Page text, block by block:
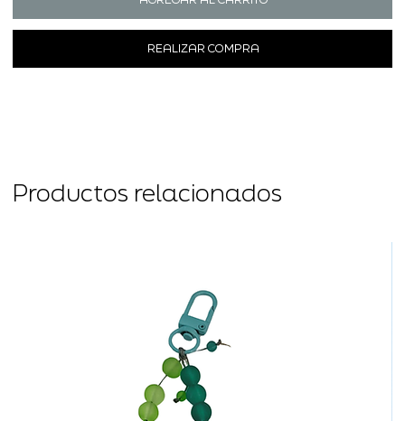
REALIZAR COMPRA
Productos relacionados